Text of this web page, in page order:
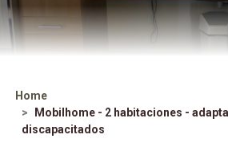
Home
Mobilhome - 2 habitaciones -
discapacitados